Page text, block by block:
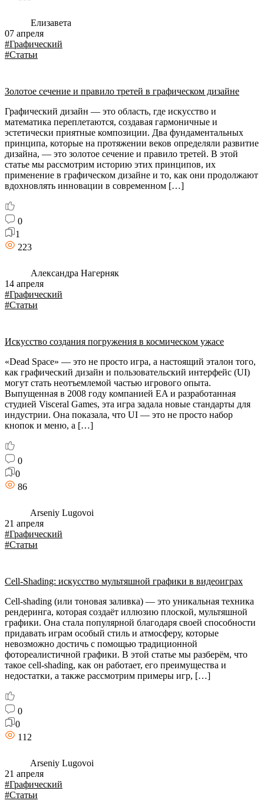
Елизавета
07 апреля
#Графический
#Статьи
Золотое сечение и правило третей в графическом дизайне
Графический дизайн — это область, где искусство и
математика переплетаются, создавая гармоничные и
эстетически приятные композиции. Два фундаментальных
принципа, которые на протяжении веков определяли развитие
дизайна, — это золотое сечение и правило третей. В этой
статье мы рассмотрим историю этих принципов, их
применение в графическом дизайне и то, как они продолжают
вдохновлять инновации в современном […]
0
1
223
Александра Нагерняк
14 апреля
#Графический
#Статьи
Искусство создания погружения в космическом ужасе
«Dead Space» — это не просто игра, а настоящий эталон того,
как графический дизайн и пользовательский интерфейс (UI)
могут стать неотъемлемой частью игрового опыта.
Выпущенная в 2008 году компанией EA и разработанная
студией Visceral Games, эта игра задала новые стандарты для
индустрии. Она показала, что UI — это не просто набор
кнопок и меню, а […]
0
0
86
Arseniy Lugovoi
21 апреля
#Графический
#Статьи
Cell-Shading: искусство мультяшной графики в видеоиграх
Cell-shading (или тоновая заливка) — это уникальная техника
рендеринга, которая создаёт иллюзию плоской, мультяшной
графики. Она стала популярной благодаря своей способности
придавать играм особый стиль и атмосферу, которые
невозможно достичь с помощью традиционной
фотореалистичной графики. В этой статье мы разберём, что
такое cell-shading, как он работает, его преимущества и
недостатки, а также рассмотрим примеры игр, […]
0
0
112
Arseniy Lugovoi
21 апреля
#Графический
#Статьи